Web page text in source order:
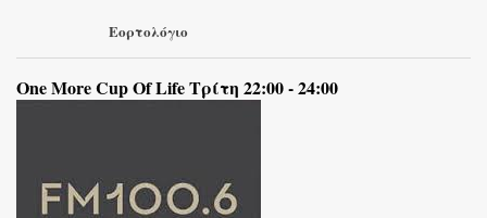
Εορτολόγιο
One More Cup Of Life Τρίτη 22:00 - 24:00